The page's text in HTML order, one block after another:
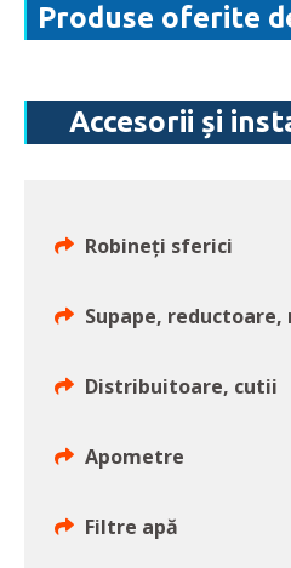
Produse oferite
Accesorii și
Robineți sferici
Supape,
Distribuitoare, cutii
Apometre
Filtre apă